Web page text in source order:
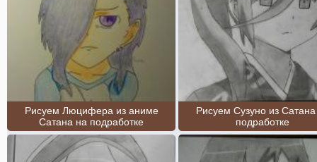
Рисуем Люцифера из аниме
Сатана на подработке
Рисуем Сузуно из
подработке